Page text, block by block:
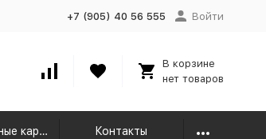
+7 (905) 40 56 555 Войти
В корзине
нет товаров
Подарочные карты Контакты